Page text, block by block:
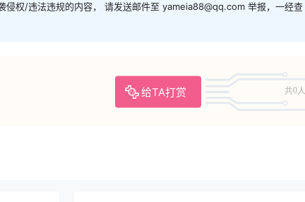
侵权/违法违规的内容， 请发送邮件至 yameia88@qq.com 举报，一经查
给TA打赏 共0人